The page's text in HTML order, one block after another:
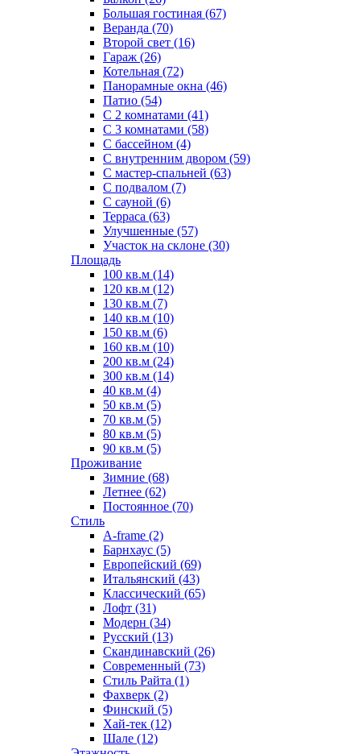
Большая гостиная (67)
Веранда (70)
Второй свет (16)
Гараж (26)
Котельная (72)
Панорамные окна (46)
Патио (54)
С 2 комнатами (41)
С 3 комнатами (58)
С бассейном (4)
С внутренним двором (59)
С мастер-спальней (63)
С подвалом (7)
С сауной (6)
Терраса (63)
Улучшенные (57)
Участок на склоне (30)
Площадь
100 кв.м (14)
120 кв.м (12)
130 кв.м (7)
140 кв.м (10)
150 кв.м (6)
160 кв.м (10)
200 кв.м (24)
300 кв.м (14)
40 кв.м (4)
50 кв.м (5)
70 кв.м (5)
80 кв.м (5)
90 кв.м (5)
Проживание
Зимние (68)
Летнее (62)
Постоянное (70)
Стиль
A-frame (2)
Барнхаус (5)
Европейский (69)
Итальянский (43)
Классический (65)
Лофт (31)
Модерн (34)
Русский (13)
Скандинавский (26)
Современный (73)
Стиль Райта (1)
Фахверк (2)
Финский (5)
Хай-тек (12)
Шале (12)